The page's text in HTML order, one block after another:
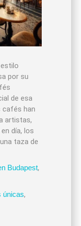
por su
de esa
cafés han
artistas,
día, los
taza de
Budapest,
únicas,